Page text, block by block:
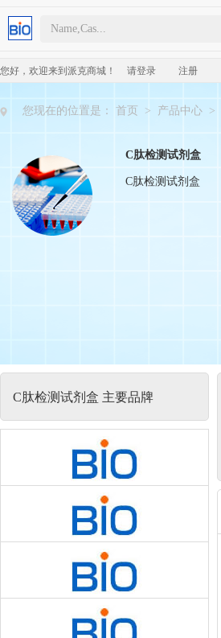
您好，欢迎来到派克商城！ 请登录 注册
您现在的位置是： 首页 > 产品中心 >
C肽检测试剂盒
C肽检测试剂盒
C肽检测试剂盒 主要品牌